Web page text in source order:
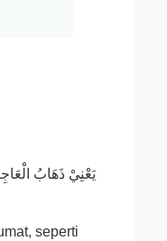
يَعْنِيْ ذَهَابُ
seperti